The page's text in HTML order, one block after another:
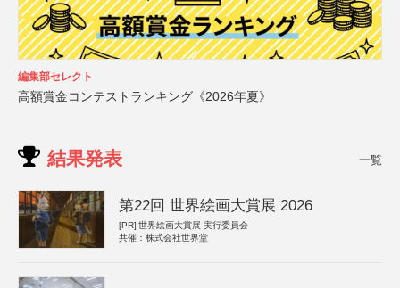
編集部セレクト
高額賞金コンテストランキング《2026年夏》
結果発表 一覧
第22回 世界絵画大賞展 2026
[PR] 世界絵画大賞展 実行委員会
共催：株式会社世界堂